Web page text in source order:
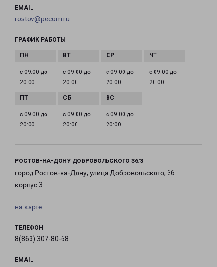
EMAIL
rostov@pecom.ru
ГРАФИК РАБОТЫ
с 09:00 до
20:00
с 09:00 до
20:00
с 09:00 до
20:00
с 09:00 до
20:00
с 09:00 до
20:00
с 09:00 до
20:00
с 09:00 до
20:00
РОСТОВ-НА-ДОНУ ДОБРОВОЛЬСКОГО З6/3
город Ростов-на-Дону, улица Добровольского, 36
корпус 3
на карте
ТЕЛЕФОН
8(863) 307-80-68
EMAIL